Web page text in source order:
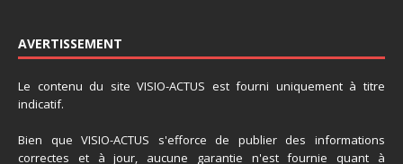
AVERTISSEMENT
Le contenu du site VISIO-ACTUS est fourni uniquement à titre
indicatif.
Bien que VISIO-ACTUS s'efforce de publier des informations
correctes et à jour, aucune garantie n'est fournie quant à